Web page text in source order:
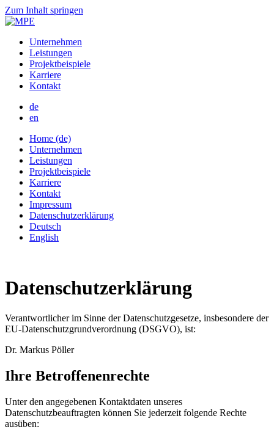
Zum Inhalt springen
Unternehmen
Leistungen
Projektbeispiele
Karriere
Kontakt
de
en
Home (de)
Unternehmen
Leistungen
Projektbeispiele
Karriere
Kontakt
Impressum
Datenschutzerklärung
Deutsch
English
Datenschutzerklärung
Verantwortlicher im Sinne der Datenschutzgesetze, insbesondere der
EU-Datenschutzgrundverordnung (DSGVO), ist:
Dr. Markus Pöller
Ihre Betroffenenrechte
Unter den angegebenen Kontaktdaten unseres
Datenschutzbeauftragten können Sie jederzeit folgende Rechte
ausüben: